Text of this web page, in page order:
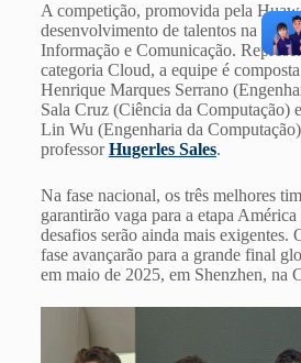
A competição, promovida pela
desenvolvimento de talentos na área
Informação e Comunicação.
categoria Cloud, a equipe é
Henrique Marques Serrano
Sala Cruz (Ciência da Computação)
Lin Wu (Engenharia da
professorHugerles Sales.
Na fase nacional, os três melhores
garantirão vaga para a etapa
desafios serão ainda mais exigentes.
fase avançarão para a grande final
em maio de 2025, em Shenzhen, na